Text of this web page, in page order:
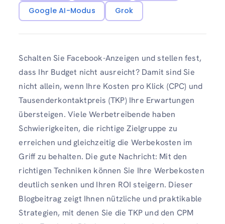
Google AI-Modus
Grok
Schalten Sie Facebook-Anzeigen und stellen fest,
dass Ihr Budget nicht ausreicht? Damit sind Sie
nicht allein, wenn Ihre Kosten pro Klick (CPC) und
Tausenderkontaktpreis (TKP) Ihre Erwartungen
übersteigen. Viele Werbetreibende haben
Schwierigkeiten, die richtige Zielgruppe zu
erreichen und gleichzeitig die Werbekosten im
Griff zu behalten. Die gute Nachricht: Mit den
richtigen Techniken können Sie Ihre Werbekosten
deutlich senken und Ihren ROI steigern. Dieser
Blogbeitrag zeigt Ihnen nützliche und praktikable
Strategien, mit denen Sie die TKP und den CPM